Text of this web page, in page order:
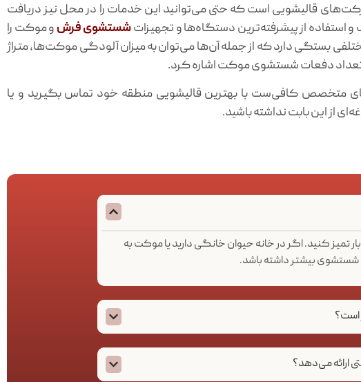
قالیشویی است که حتی می‌توانید این خدمات را در محل نیز دریافت
از پیشرفته‌ترین دستگاه‌ها و تجهیزاتشستشوی فرش و موکت را
بستگی دارد که از جمله آن‌ها می‌توان به میزان آلودگی موکت‌ها، متراژ
تعداد دفعات شستشوی موکت اشاره کرد.
متخصص کافی‌ست با بهترین قالیشویی منطقه خود تماس بگیرید و یا
از این بابت نداشته باشید.
تمیز کنید. اگر در خانه حیوان خانگی دارید یا موکت به
بیشتر داشته باشد.
است؟
ارائه می‌دهد؟